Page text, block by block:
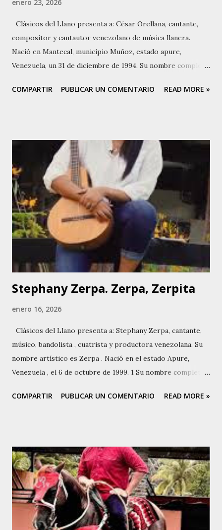
enero 23, 2026
Clásicos del Llano presenta a: César Orellana, cantante,
compositor y cantautor venezolano de música llanera.
Nació en Mantecal, municipio Muñoz, estado apure,
Venezuela, un 31 de diciembre de 1994. Su nombre completo
vecindario Caucagua y realizó actividades de trabajo de
Carabobo, y en Colombia en Arauca, Casanare y Vichada. el
04 de diciembre de 2020 se publicó el álbum Criollo y
Parrandero y el 1° de enero de 2021 se publicó el álbum No
Voy A Volver Contigo. El 2 de diciembre de 2021 estrenó en
YouTube el video No Voy A Volver Contigo El 27 de
diciembre de 2024 publica la pieza Se Lo Tengo Que Decir.
El 21 de julio de 2025 comenzó a difundir El Que Se
Enamora Pierde, en formato digital. El 24 de julio de 2025
registró El Que Se Enamora Pierde como vide...
COMPARTIR PUBLICAR UN COMENTARIO READ MORE »
Stephany Zerpa. Zerpa, Zerpita
enero 16, 2026
Clásicos del Llano presenta a: Stephany Zerpa, cantante,
músico, bandolista , cuatrista y productora venezolana. Su
nombre artístico es Zerpa . Nació en el estado Apure,
Venezuela , el 6 de octubre de 1999. 1 Su nombre completo
Villanueva , folclorista, cuatrista, profesora de baile de
arpista José Emilio Villanueva y su tio José Daniel Villanueva
, músico multi instrumentista: arpista, maraquero, cuatrista
y bajista. Su infancia transcurrió en Biruaca , donde
comenzó a declamar a los tres años de edad. Ya a los cuatro
años inició a tocar el cuatro y las maracas , inspirada por su
madre y su padre. La primaria la cursó en la Escuela Los
COMPARTIR PUBLICAR UN COMENTARIO READ MORE »